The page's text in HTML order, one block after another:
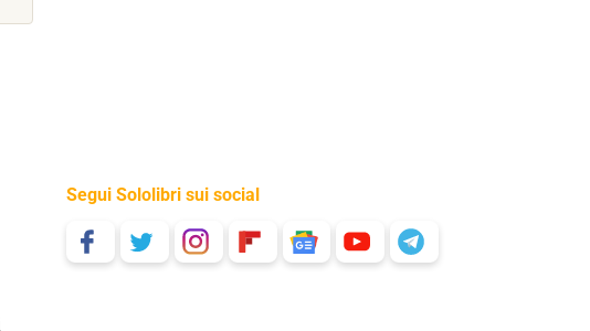
Segui Sololibri sui social